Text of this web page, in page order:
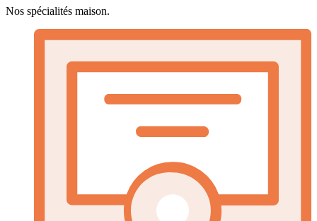
Nos spécialités maison.